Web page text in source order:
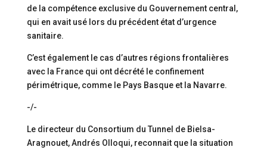
de la compétence exclusive du Gouvernement central,
qui en avait usé lors du précédent état d’urgence
sanitaire.
C’est également le cas d’autres régions frontalières
avec la France qui ont décrété le confinement
périmétrique, comme le Pays Basque et la Navarre.
-/-
Le directeur du Consortium du Tunnel de Bielsa-
Aragnouet, Andrés Olloqui, reconnait que la situation